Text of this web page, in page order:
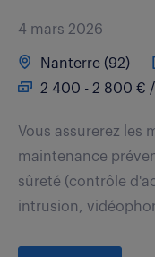
4 mars 2026
Nanterre (92)
2 400 - 2 800 €
Vous assurerez les
maintenance
sûreté (contrôle
intrusion,